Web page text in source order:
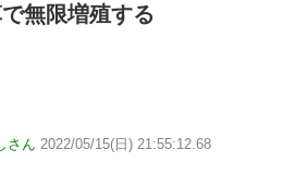
無限増殖する
さん 2022/05/15(日) 21:55:12.68